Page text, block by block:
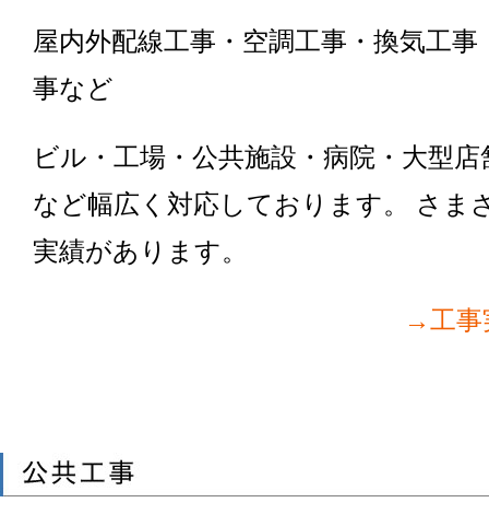
屋内外配線工事・空調工事・換気工事
事など
ビル・工場・公共施設・病院・大型
など幅広く対応しております。 さま
実績があります。
→工事